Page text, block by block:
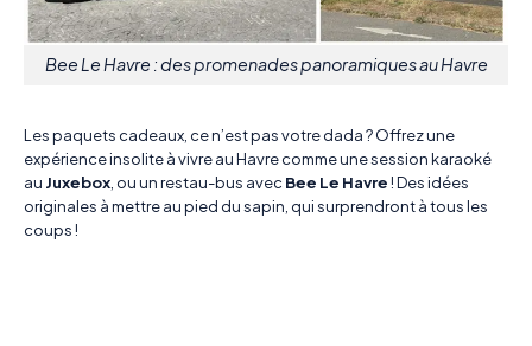
Bee Le Havre : des promenades panoramiques au Havre
Les paquets cadeaux, ce n’est pas votre dada ? Offrez une
expérience insolite à vivre au Havre comme une session karaoké
au Juxebox , ou un restau-bus avec Bee Le Havre! Des idées
originales à mettre au pied du sapin, qui surprendront à tous les
coups !